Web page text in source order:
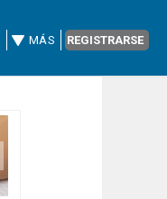
MÁS REGISTRARSE